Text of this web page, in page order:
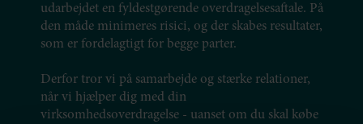
udarbejdet en fyldestgørende overdragelsesaftale. På
den måde minimeres risici, og der skabes resultater,
som er fordelagtigt for begge parter.
Derfor tror vi på samarbejde og stærke relationer,
når vi hjælper dig med din
virksomhedsoverdragelse - uanset om du skal købe